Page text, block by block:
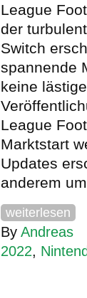
League
der
Switch
spannende
keine
League
Marktstart
Updates
anderem
weiterlesen
By Andreas
2022,